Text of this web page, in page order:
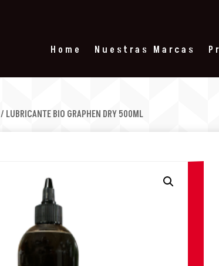
Home Nuestras Marcas
/ LUBRICANTE BIO GRAPHEN DRY 500ML